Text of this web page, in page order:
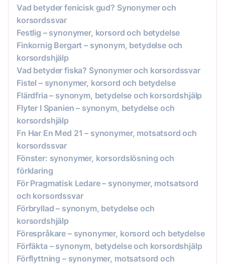
Vad betyder fenicisk gud? Synonymer och
korsordssvar
Festlig – synonymer, korsord och betydelse
Finkornig Bergart – synonym, betydelse och
korsordshjälp
Vad betyder fiska? Synonymer och korsordssvar
Fistel – synonymer, korsord och betydelse
Flärdfria – synonym, betydelse och korsordshjälp
Flyter I Spanien – synonym, betydelse och
korsordshjälp
Fn Har En Med 21 – synonymer, motsatsord och
korsordssvar
Fönster: synonymer, korsordslösning och
förklaring
För Pragmatisk Ledare – synonymer, motsatsord
och korsordssvar
Förbryllad – synonym, betydelse och
korsordshjälp
Förespråkare – synonymer, korsord och betydelse
Förfäkta – synonym, betydelse och korsordshjälp
Förflyttning – synonymer, motsatsord och